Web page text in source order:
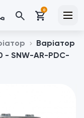
0
Варіатор
- SNW-AR-PDC-